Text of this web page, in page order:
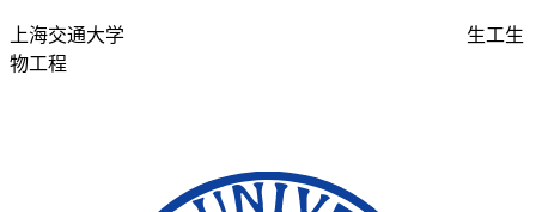
上海交通大学
生工生
物工程